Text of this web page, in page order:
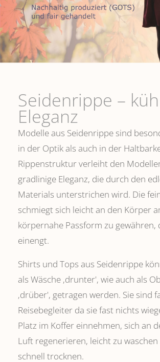
Seidenrippe­ –
Eleganz
Modelle aus Seidenrippe sind
in der Optik als auch in der
Rippenstruktur verleiht den
gradlinige Eleganz, die durch den
Materials unterstrichen wird. Die
schmiegt sich leicht an den Körper
körpernahe Passform zu gewähren,
einengt.
Shirts und Tops aus Seidenrippe
als Wäsche ,drunter', wie auch als
‚drüber', getragen werden. Sie sind
Reisebegleiter da sie fast nichts
Platz im Koffer einnehmen, sich an
Luft regenerieren, leicht zu
schnell trocknen.